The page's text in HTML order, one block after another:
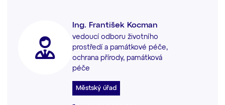
Ing. František Kocman
vedoucí odboru životního
prostředí a památkové péče,
ochrana přírody, památková
péče
Městský úřad